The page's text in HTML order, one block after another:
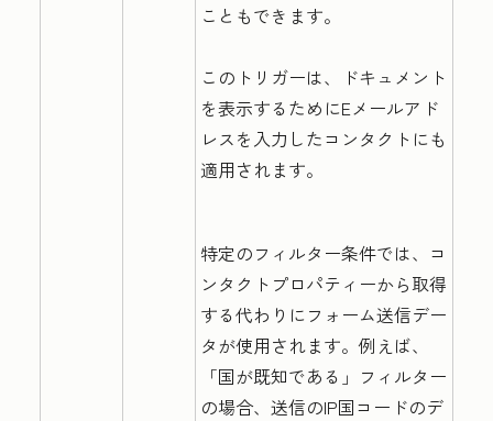
こともできます。
このトリガーは、ドキュメント
を表示するためにEメールアド
レスを入力したコンタクトにも
適用されます。
特定のフィルター条件では、コ
ンタクトプロパティーから取得
する代わりにフォーム送信デー
タが使用されます。例えば、
「国が既知である」フィルター
の場合、送信のIP国コードのデ